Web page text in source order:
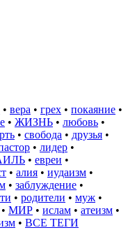
• вера • грех • покаяние •
• ЖИЗНЬ • любовь •
• свобода • друзья •
• лидер •
• евреи •
• алия • иудаизм •
• заблуждение •
• родители • муж •
• МИР • ислам • атеизм •
• ВСЕ ТЕГИ